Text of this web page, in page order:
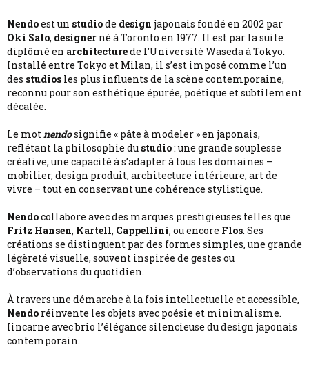
Nendoest un studiode design japonais fondé en 2002 par
Oki Sato, designer né à Toronto en 1977. Il est par la suite
diplômé en architecturede l’Université Waseda à Tokyo.
Installé entre Tokyo et Milan, il s’est imposé comme l’un
des studios les plus influents de la scène contemporaine,
reconnu pour son esthétique épurée, poétique et subtilement
décalée.
Le mot nendosignifie « pâte à modeler » en japonais,
reflétant la philosophie du studio: une grande souplesse
créative, une capacité à s’adapter à tous les domaines –
mobilier, design produit, architecture intérieure, art de
vivre – tout en conservant une cohérence stylistique.
Nendocollabore avec des marques prestigieuses telles que
Fritz Hansen, Kartell, Cappellini, ou encore Flos. Ses
créations se distinguent par des formes simples, une grande
légèreté visuelle, souvent inspirée de gestes ou
d’observations du quotidien.
À travers une démarche à la fois intellectuelle et accessible,
Nendo réinvente les objets avec poésie et minimalisme.
Iincarne avec brio l’élégance silencieuse du design japonais
contemporain.